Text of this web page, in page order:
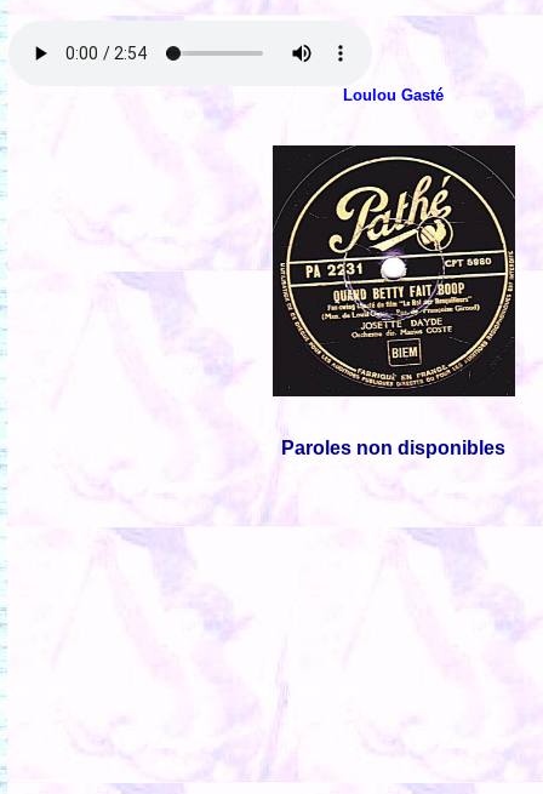
Loulou Gasté
Paroles non disponibles